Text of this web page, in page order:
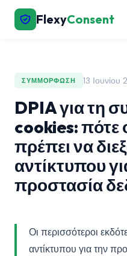
FlexyConsent
ΣΥΜΜΌΡΦΩΣΗ 13
DPIA για τη
cookies: πότε
πρέπει να
αντίκτυπου
προστασία
Οι περισσότεροι
αντίκτυπου για την